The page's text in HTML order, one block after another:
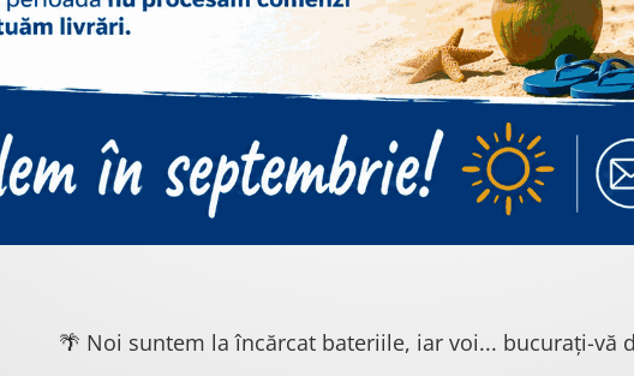
🌴 Noi suntem la încărcat bateriile, iar voi... bucurați-vă